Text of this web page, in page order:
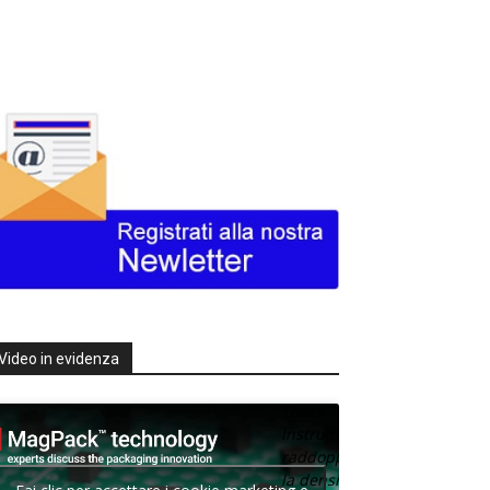
in evidenza
Texas
raddoppia
la densità